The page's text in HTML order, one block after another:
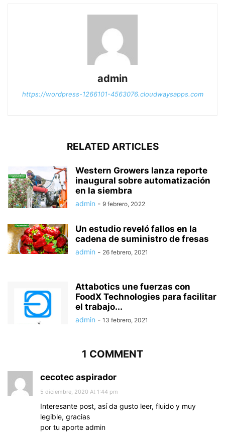
admin
https://wordpress-1266101-4563076.cloudwaysapps.com
RELATED ARTICLES
Western Growers lanza reporte
inaugural sobre automatización
en la siembra
admin - 9 febrero, 2022
Un estudio reveló fallos en la
cadena de suministro de fresas
admin - 26 febrero, 2021
Attabotics une fuerzas con
FoodX Technologies para facilitar
el trabajo...
admin - 13 febrero, 2021
1 COMMENT
cecotec aspirador
5 diciembre, 2020 At 1:44 pm
Interesante post, así da gusto leer, fluido y muy
legible, gracias
por tu aporte admin